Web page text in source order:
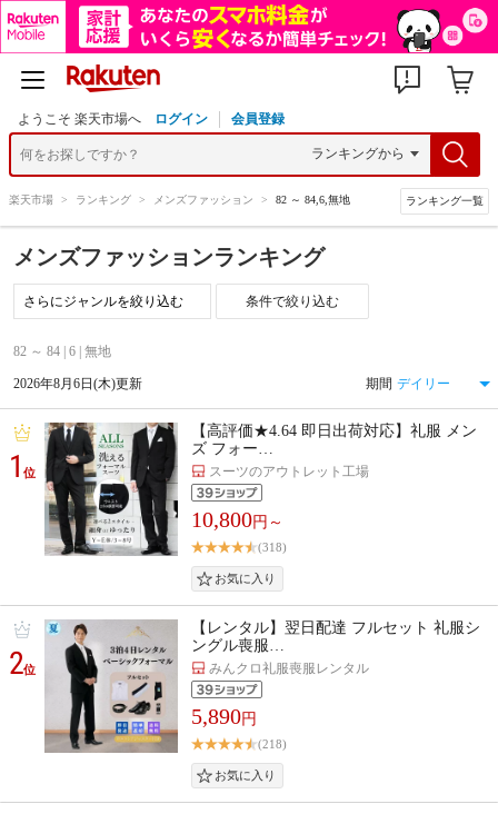
ようこそ 楽天市場へ ログイン 会員登録
楽天市場 > ランキング > メンズファッション > 82 ～ 84,6,無地 ランキング一覧
メンズファッションランキング
条件で絞り込む
82 ～ 84 | 6 | 無地
2026年8月6日(木)更新 期間
1位
【高評価★4.64 即日出荷対応】礼服 メン
ズ フォー…
スーツのアウトレット工場
10,800円～
(318)
2位
【レンタル】翌日配達 フルセット 礼服シ
ングル喪服…
みんクロ礼服喪服レンタル
5,890円
(218)